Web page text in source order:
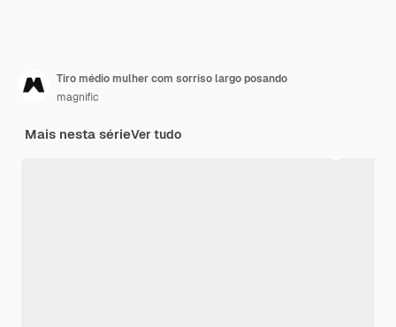
Tiro médio mulher com sorriso largo posando
magnific
Mais nesta sérieVer tudo